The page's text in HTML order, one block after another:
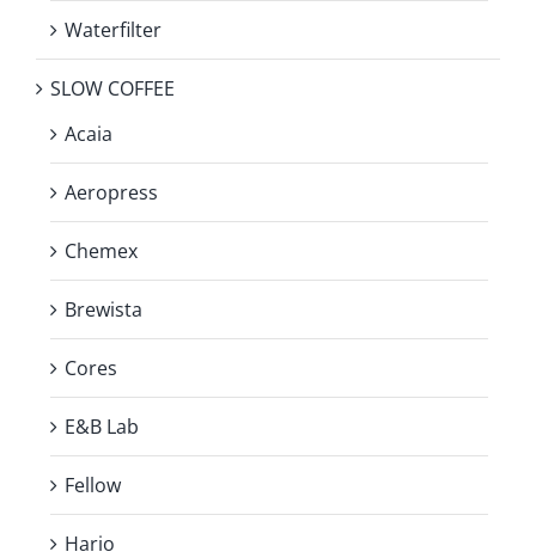
Waterfilter
SLOW COFFEE
Acaia
Aeropress
Chemex
Brewista
Cores
E&B Lab
Fellow
Hario